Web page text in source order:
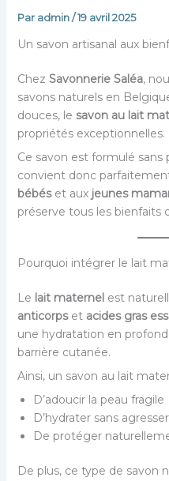
Par admin/19 avril 2025
Un savon artisanal aux
Chez Savonnerie Saléa,
savons naturels en
douces, le savon au lait
propriétés exceptionnelles.
Ce savon est formulé sans
convient donc
bébéset aux jeunes
préserve tous les bienfaits
Pourquoi intégrer le lait
Le lait maternel est
anticorpset acides gras
une hydratation en
barrière cutanée.
Ainsi, un savon au lait
D’adoucir la peau fragile
D’hydrater sans agresser
De protéger
De plus, ce type de savon